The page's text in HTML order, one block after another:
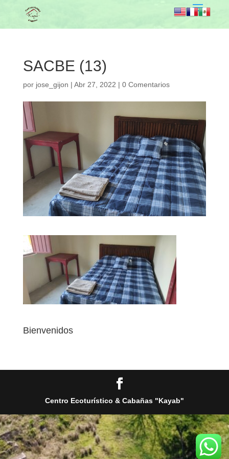
SACBE (13)
por jose_gijon | Abr 27, 2022 | 0 Comentarios
Bienvenidos
Centro Ecoturístico & Cabañas "Kayab"